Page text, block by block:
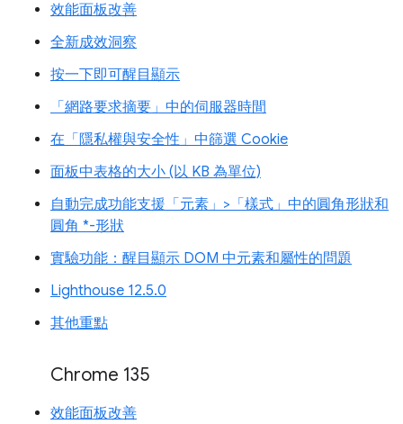
效能面板改善
全新成效洞察
按一下即可醒目顯示
「網路要求摘要」中的伺服器時間
在「隱私權與安全性」中篩選 Cookie
面板中表格的大小 (以 KB 為單位)
自動完成功能支援「元素」>「樣式」中的圓角形狀和
圓角 *-形狀
實驗功能：醒目顯示 DOM 中元素和屬性的問題
Lighthouse 12.5.0
其他重點
Chrome 135
效能面板改善